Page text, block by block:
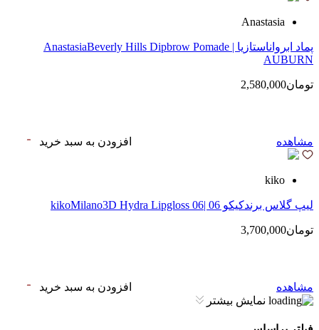
Anastasia
پماد ابرواناستازیا | AnastasiaBeverly Hills Dipbrow Pomade
AUBURN
تومان2,580,000
مشاهده افزودن به سبد خرید
kiko
لیپ گلاس‌ برندکیکو 06 |kikoMilano3D Hydra Lipgloss 06
تومان3,700,000
مشاهده
افزودن به سبد خرید
نمایش بیشتر